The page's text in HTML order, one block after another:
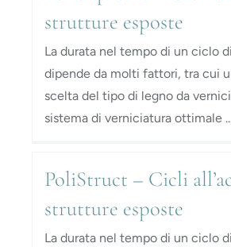
strutture esposte
La durata nel tempo di un ciclo
dipende da molti fattori, tra cui
scelta del tipo di legno da
sistema di verniciatura ottimale
PoliStruct – Cicli
strutture esposte
La durata nel tempo di un ciclo